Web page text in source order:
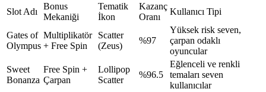
Slot Adı
Bonus
Mekaniği
Tematik
İkon
Kazanç
Oranı
Kullanıcı Tipi
Gates of
Olympus
Multiplikatör
+ Free Spin
Scatter
(Zeus)
%97
Yüksek risk seven,
çarpan odaklı
oyuncular
Sweet
Bonanza
Free Spin +
Çarpan
Lollipop
Scatter
%96.5
Eğlenceli ve renkli
temaları seven
kullanıcılar